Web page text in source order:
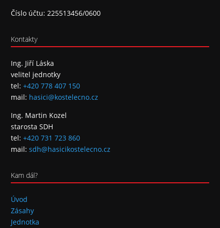
Číslo účtu: 225513456/0600
Kontakty
Ing. Jiří Láska
velitel jednotky
tel:+420 778 407 150
mail: hasici@kostelecno.cz
Ing. Martin Kozel
starosta SDH
tel:+420 731 723 860
mail:sdh@hasicikostelecno.cz
Kam dál?
Úvod
Zásahy
Jednotka